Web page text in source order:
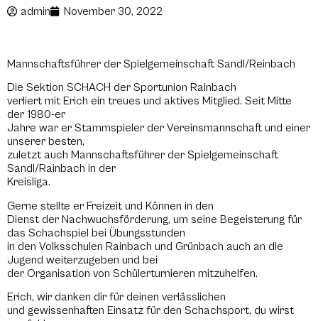
admin November 30, 2022
Mannschaftsführer der Spielgemeinschaft Sandl/Reinbach
Die Sektion SCHACH der Sportunion Rainbach
verliert mit Erich ein treues und aktives Mitglied. Seit Mitte
der 1980-er
Jahre war er Stammspieler der Vereinsmannschaft und einer
unserer besten,
zuletzt auch Mannschaftsführer der Spielgemeinschaft
Sandl/Rainbach in der
Kreisliga.
Gerne stellte er Freizeit und Können in den
Dienst der Nachwuchsförderung, um seine Begeisterung für
das Schachspiel bei Übungsstunden
in den Volksschulen Rainbach und Grünbach auch an die
Jugend weiterzugeben und bei
der Organisation von Schülerturnieren mitzuhelfen.
Erich, wir danken dir für deinen verlässlichen
und gewissenhaften Einsatz für den Schachsport, du wirst